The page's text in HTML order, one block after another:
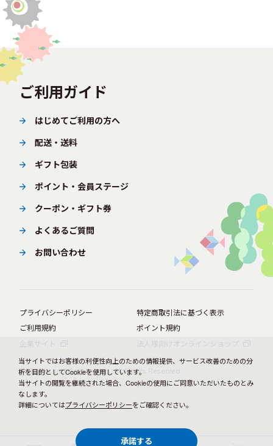
ご利用ガイド
はじめてご利用の方へ
配送・送料
ギフト包装
ポイント・会員ステージ
クーポン・ギフト券
よくあるご質問
お問い合わせ
プライバシーポリシー
特定商取引法に基づく表示
ご利用規約
ポイント規約
© BørneLund Corporation. All Rights Reserved.
当サイトではお客様の利便性向上のための情報提供、サービス改善のための分
析を目的としてCookieを使用しています。
当サイトの閲覧を継続された場合、Cookieの使用にご同意いただいたものとみ
なします。
詳細についてはプライバシーポリシーをご確認ください。
承諾する